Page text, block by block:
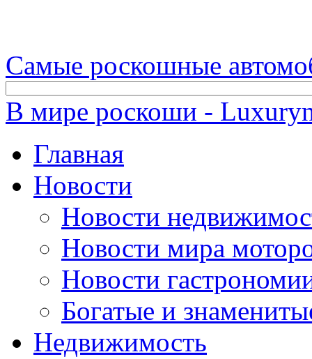
Самые роскошные
В мире роскоши -
Главная
Новости
Новости
Новости мира
Новости
Богатые и
Недвижимость